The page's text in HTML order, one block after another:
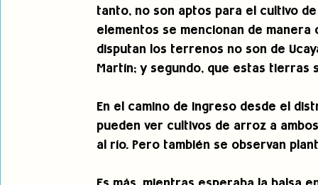
tanto, no son aptos para el cultivo
elementos se mencionan de
disputan los terrenos no son de
Martín; y segundo, que estas tierras
En el camino de ingreso desde el
pueden ver cultivos de arroz a
al río. Pero también se observan